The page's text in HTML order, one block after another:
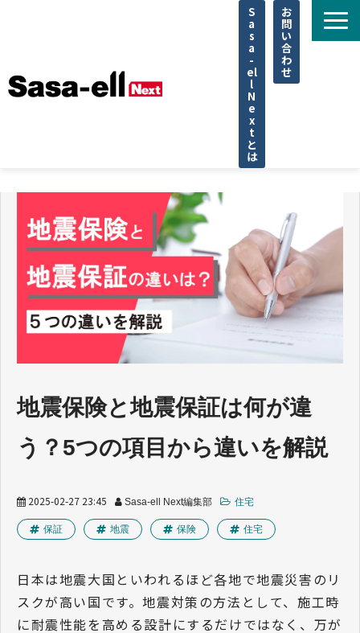
S
a
s
a
-
el
l
N
e
x
t
と
は
お
問
い
合
わ
せ
不動産
専門家
法律
企業取材
セミナー
地震保険と地震保証は何が違
う？5つの項目から違いを解説
2025-02-27 23:45 Sasa-ell Next編集部 住宅
保証 地震 保険 住宅
日本は地震大国といわれるほど各地で地震災害のリ
スクが高い国です。地震対策の方法として、施工時
に耐震性能を高める設計にするだけではなく、万が